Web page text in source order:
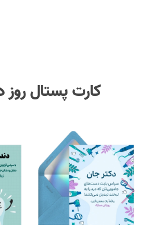
کارت پستال